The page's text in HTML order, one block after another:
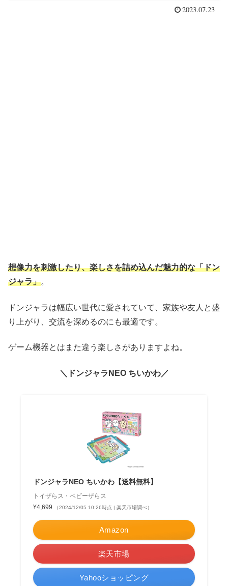
2023.07.23
想像力を刺激したり、楽しさを詰め込んだ魅力的な「ドン
ジャラ」。
ドンジャラは幅広い世代に愛されていて、家族や友人と盛
り上がり、交流を深めるのにも最適です。
ゲーム機器とはまた違う楽しさがありますよね。
＼ドンジャラNEO ちいかわ／
ドンジャラNEO ちいかわ【送料無料】
トイザらス・ベビーザらス
¥4,699
（2024/12/05 10:26時点 | 楽天市場調べ）
Amazon
楽天市場
Yahooショッピング